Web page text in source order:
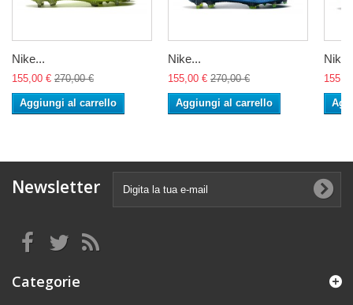
Nike...
155,00 € 270,00 €
Aggiungi al carrello
Nike...
155,00 € 270,00 €
Aggiungi al carrello
Newsletter
Categorie